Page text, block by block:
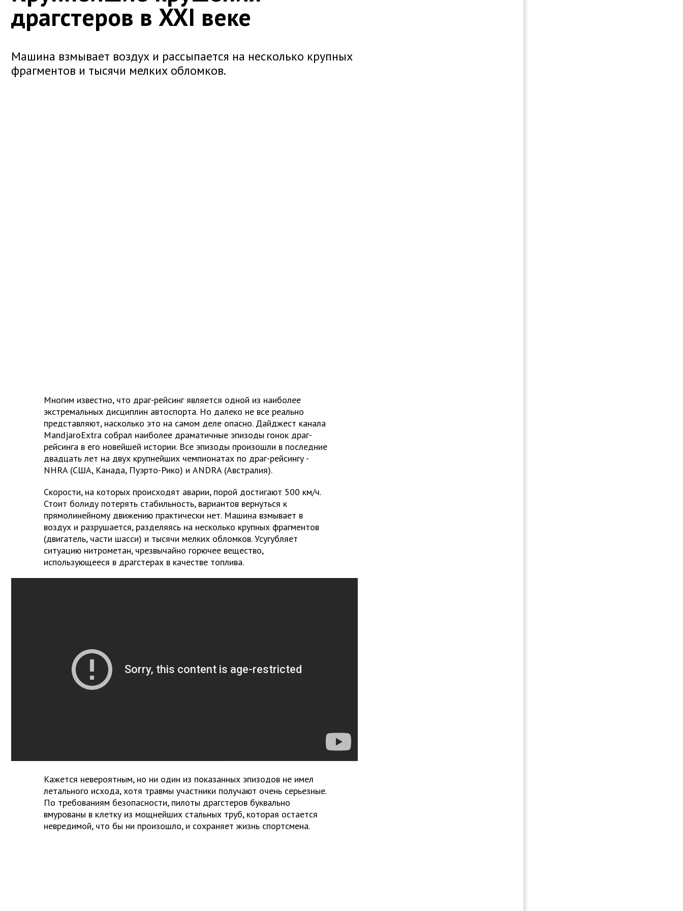
драгстеров в XXI веке
Машина взмывает воздух и рассыпается на несколько крупных
фрагментов и тысячи мелких обломков.
Многим известно, что драг-рейсинг является одной из наиболее
экстремальных дисциплин автоспорта. Но далеко не все реально
представляют, насколько это на самом деле опасно. Дайджест канала
MandjaroExtra собрал наиболее драматичные эпизоды гонок драг-
рейсинга в его новейшей истории. Все эпизоды произошли в последние
двадцать лет на двух крупнейших чемпионатах по драг-рейсингу -
NHRA (США, Канада, Пуэрто-Рико) и ANDRA (Австралия).
Скорости, на которых происходят аварии, порой достигают 500 км/ч.
Стоит болиду потерять стабильность, вариантов вернуться к
прямолинейному движению практически нет. Машина взмывает в
воздух и разрушается, разделяясь на несколько крупных фрагментов
(двигатель, части шасси) и тысячи мелких обломков. Усугубляет
ситуацию нитрометан, чрезвычайно горючее вещество,
использующееся в драгстерах в качестве топлива.
Кажется невероятным, но ни один из показанных эпизодов не имел
летального исхода, хотя травмы участники получают очень серьезные.
По требованиям безопасности, пилоты драгстеров буквально
вмурованы в клетку из мощнейших стальных труб, которая остается
невредимой, что бы ни произошло, и сохраняет жизнь спортсмена.